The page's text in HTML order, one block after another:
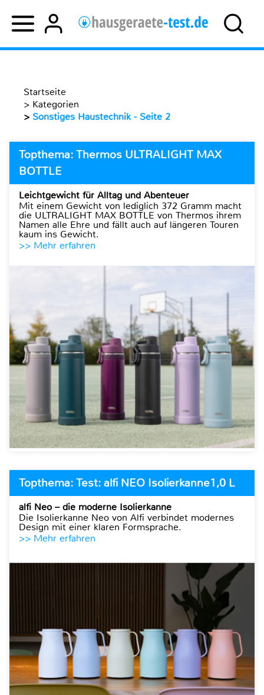
Startseite
> Kategorien
> Sonstiges Haustechnik - Seite 2
Topthema: Thermos ULTRALIGHT MAX
BOTTLE
Leichtgewicht für Alltag und Abenteuer
Mit einem Gewicht von lediglich 372 Gramm macht
die ULTRALIGHT MAX BOTTLE von Thermos ihrem
Namen alle Ehre und fällt auch auf längeren Touren
kaum ins Gewicht.
>> Mehr erfahren
Topthema: Test: alfi NEO Isolierkanne1,0 L
alfi Neo – die moderne Isolierkanne
Die Isolierkanne Neo von Alfi verbindet modernes
Design mit einer klaren Formsprache.
>> Mehr erfahren